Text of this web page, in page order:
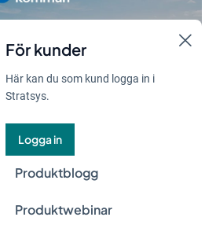
För kunder
Här kan du som kund logga in i
Stratsys.
Logga in
Produktblogg
Produktwebinar